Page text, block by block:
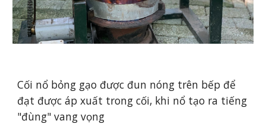
Cối nổ bỏng gạo được đun nóng trên bếp để
đạt được áp xuất trong cối, khi nổ tạo ra tiếng
"đùng" vang vọng